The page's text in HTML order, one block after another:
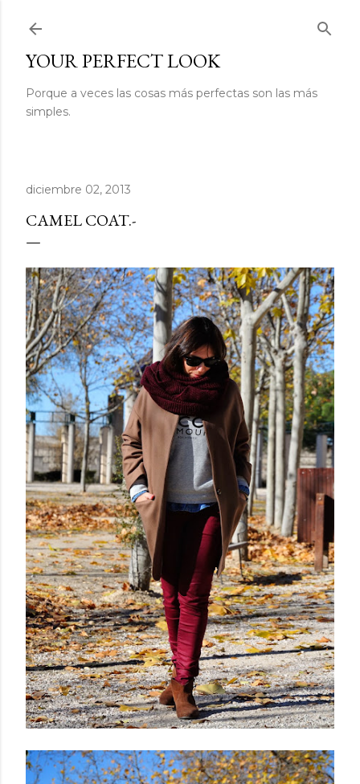
YOUR PERFECT LOOK
Porque a veces las cosas más perfectas son las más
simples.
diciembre 02, 2013
CAMEL COAT.-